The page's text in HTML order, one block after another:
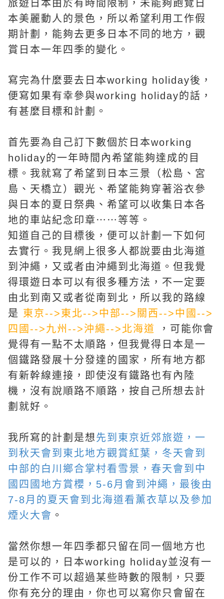
旅遊日本由於有時間限制，未能夠飽覽日
本美麗動人的景色，所以希望利用工作假
期計劃，能夠去更多日本不同的地方，觀
賞日本一年四季的變化。
寫完為什麼要去日本working holiday後，
便寫如果有幸參與working holiday的話，
有甚麼目標和計劃。
首先要為自己訂下數個於日本working
holiday的一年時間內希望能夠達成的目
標。我就寫了希望到日本三景（松島、宮
島、天橋立）觀光、希望能夠穿著浴衣參
與日本的夏日祭典、希望可以收集日本各
地的車站紀念印章⋯⋯等等。
知道自己的目標後，便可以計劃一下如何
去實行。我見網上很多人都說要由北海道
到沖繩，又或者由沖繩到北海道。但我覺
得環遊日本可以有很多種方法，不一定要
由北到南又或者從南到北，所以我的路線
是 東京-->東北-->中部-->關西-->中國-->
四國-->九州-->沖繩-->北海道
，可能你會
覺得有一點不太順路，但我覺得日本是一
個鐵路發展十分發達的國家，所有地方都
有新幹線連接，即使沒有鐵路也有內陸
機，沒有說順路不順路，按自己所想去計
劃就好。
我所寫的計劃是想先到東京近郊旅遊，一
到秋天會到東北地方觀賞紅葉，冬天會到
中部的白川鄉合掌村看雪景，春天會到中
國四國地方賞櫻，5-6月會到沖繩，最後由
7-8月的夏天會到北海道看薰衣草以及參加
煙火大會 。
當然你想一年四季都只留在同一個地方也
是可以的，日本working holiday並沒有一
份工作不可以超過某些時數的限制，只要
你有充分的理由，你也可以寫你只會留在